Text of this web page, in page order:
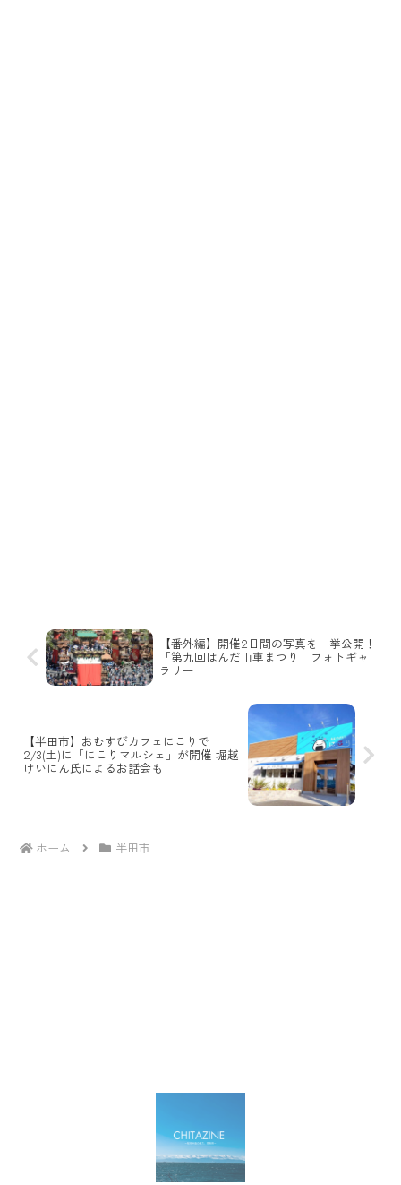
【番外編】開催2日間の写真を一挙公開！
「第九回はんだ山車まつり」フォトギャ
ラリー
【半田市】おむすびカフェにこりで
2/3(土)に「にこりマルシェ」が開催 堀越
けいにん氏によるお話会も
ホーム 半田市